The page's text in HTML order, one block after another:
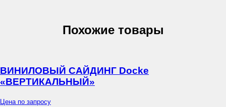
Похожие товары
ВИНИЛОВЫЙ САЙДИНГ Docke
«ВЕРТИКАЛЬНЫЙ»
Цена по запросу